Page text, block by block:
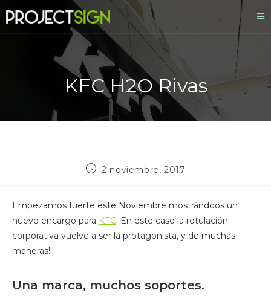
KFC H2O Rivas
2 noviembre, 2017
Empezamos fuerte este Noviembre mostrándoos un
nuevo encargo para KFC. En este caso la rotulación
corporativa vuelve a ser la protagonista, y de muchas
maneras!
Una marca, muchos soportes.